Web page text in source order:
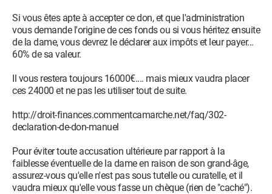
Si vous êtes apte à accepter ce don, et que l'administration
vous demande l'origine de ces fonds ou si vous héritez ensuite
de la dame, vous devrez le déclarer aux impôts et leur payer...
60% de sa valeur.
Il vous restera toujours 16000€.... mais mieux vaudra placer
ces 24000 et ne pas les utiliser tout de suite.
http://droit-finances.commentcamarche.net/faq/302-
declaration-de-don-manuel
Pour éviter toute accusation ultérieure par rapport à la
faiblesse éventuelle de la dame en raison de son grand-âge,
assurez-vous qu'elle n'est pas sous tutelle ou curatelle, et il
vaudra mieux qu'elle vous fasse un chèque (rien de "caché").